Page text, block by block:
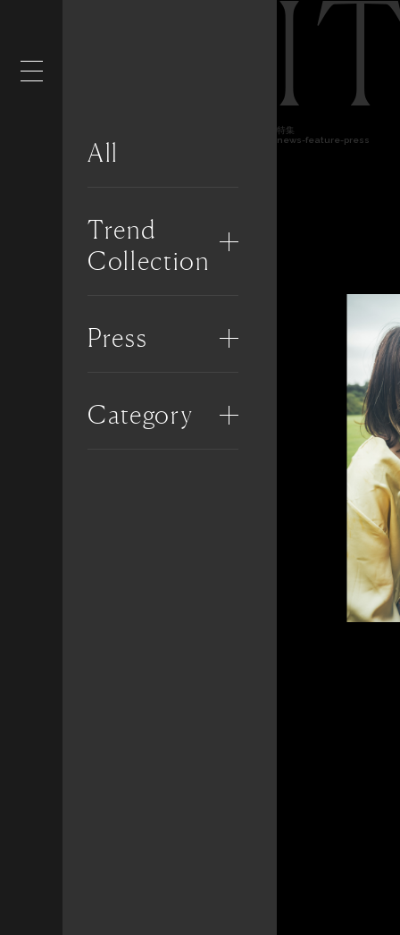
All
Trend
Collection
Press
Category
特集
news-feature-press